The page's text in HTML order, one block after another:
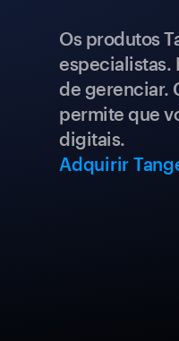
Os produtos
especialistas.
de gerenciar.
permite que
digitais.
Adquirir